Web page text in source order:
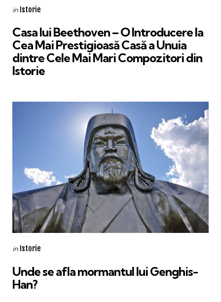
Categories
Posted
in Istorie
Casa lui Beethoven – O Introducere la
Cea Mai Prestigioasă Casă a Unuia
dintre Cele Mai Mari Compozitori din
Istorie
Categories
Posted
in Istorie
Unde se afla mormantul lui Genghis-
Han?